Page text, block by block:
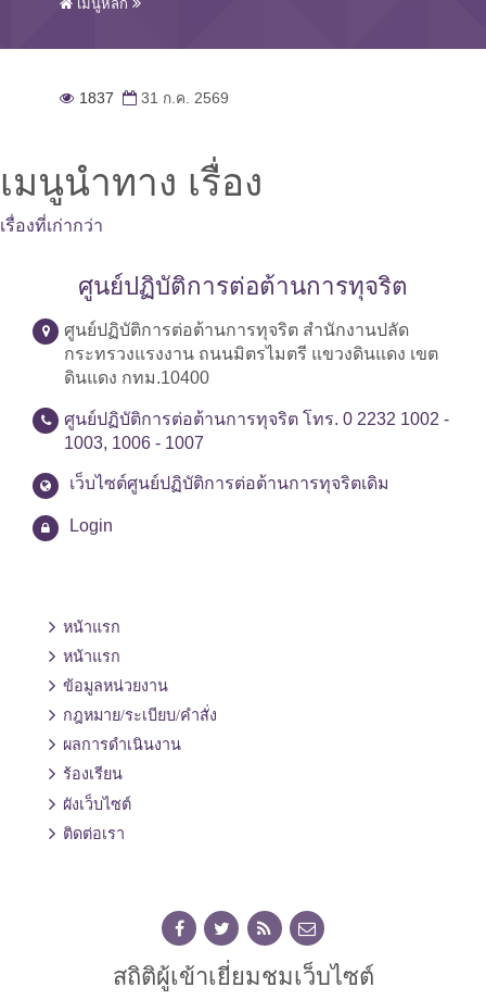
เมนูหลัก
1837 31 ก.ค. 2569
เมนูนำทาง เรื่อง
เรื่องที่เก่ากว่า
ศูนย์ปฏิบัติการต่อต้านการทุจริต
ศูนย์ปฏิบัติการต่อต้านการทุจริต สำนักงานปลัด
กระทรวงแรงงาน ถนนมิตรไมตรี แขวงดินแดง เขต
ดินแดง กทม.10400
ศูนย์ปฏิบัติการต่อต้านการทุจริต โทร. 0 2232 1002 -
1003, 1006 - 1007
เว็บไซต์ศูนย์ปฏิบัติการต่อต้านการทุจริตเดิม
Login
หน้าแรก
หน้าแรก
ข้อมูลหน่วยงาน
กฎหมาย/ระเบียบ/คำสั่ง
ผลการดำเนินงาน
ร้องเรียน
ผังเว็บไซต์
ติดต่อเรา
สถิติผู้เข้าเยี่ยมชมเว็บไซต์